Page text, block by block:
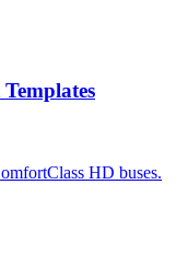
HD buses.